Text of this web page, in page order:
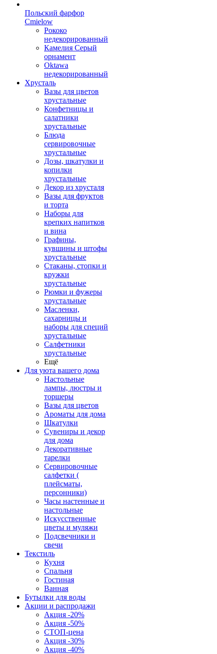
Польский фарфор
Сmielow
Рококо
недекорированный
Камелия Серый
орнамент
Oktawa
недекорированный
Хрусталь
Вазы для цветов
хрустальные
Конфетницы и
салатники
хрустальные
Блюда
сервировочные
хрустальные
Дозы, шкатулки и
копилки
хрустальные
Декор из хрусталя
Вазы для фруктов
и торта
Наборы для
крепких напитков
и вина
Графины,
кувшины и штофы
хрустальные
Стаканы, стопки и
кружки
хрустальные
Рюмки и фужеры
хрустальные
Масленки,
сахарницы и
наборы для специй
хрустальные
Салфетники
хрустальные
Ещё
Для уюта вашего дома
Настольные
лампы, люстры и
торшеры
Вазы для цветов
Ароматы для дома
Шкатулки
Сувениры и декор
для дома
Декоративные
тарелки
Сервировочные
салфетки (
плейсматы,
персонники)
Часы настенные и
настольные
Искусственные
цветы и муляжи
Подсвечники и
свечи
Текстиль
Кухня
Спальня
Гостиная
Ванная
Бутылки для воды
Акции и распродажи
Акция -20%
Акция -50%
СТОП-цена
Акция -30%
Акция -40%